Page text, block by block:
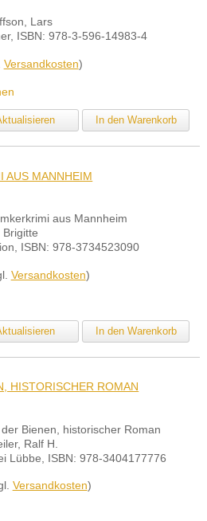
Lars
ISBN: 978-3-596-14983-4
Versandkosten)
AUS MANNHEIM
aus Mannheim
Brigitte
ISBN: 978-3734523090
Versandkosten)
HISTORISCHER ROMAN
Bienen, historischer Roman
Ralf H.
Lübbe, ISBN: 978-3404177776
Versandkosten)